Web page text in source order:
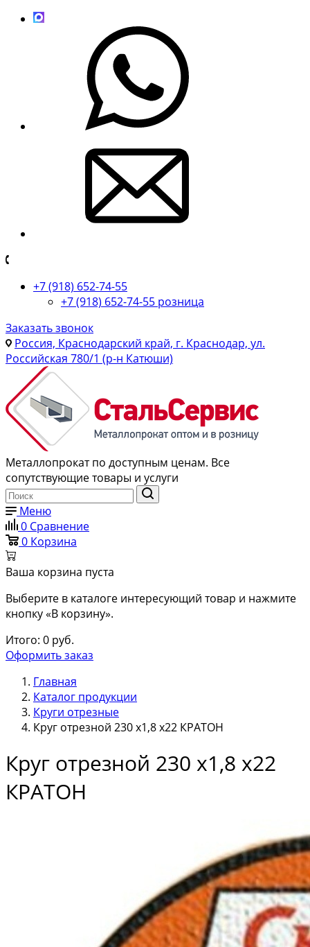
+7 (918) 652-74-55
+7 (918) 652-74-55 розница
Заказать звонок
Россия, Краснодарский край, г. Краснодар, ул.
Российская 780/1 (р-н Катюши)
Металлопрокат по доступным ценам. Все
сопутствующие товары и услуги
Меню
0 Сравнение
0 Корзина
Ваша корзина пуста
Выберите в каталоге интересующий товар и нажмите
кнопку «В корзину».
Итого: 0 руб.
Оформить заказ
Главная
Каталог продукции
Круги отрезные
Круг отрезной 230 х1,8 х22 КРАТОН
Круг отрезной 230 х1,8 х22
КРАТОН